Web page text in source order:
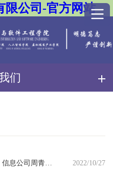
限公司-官方网站
们
2022/10/27